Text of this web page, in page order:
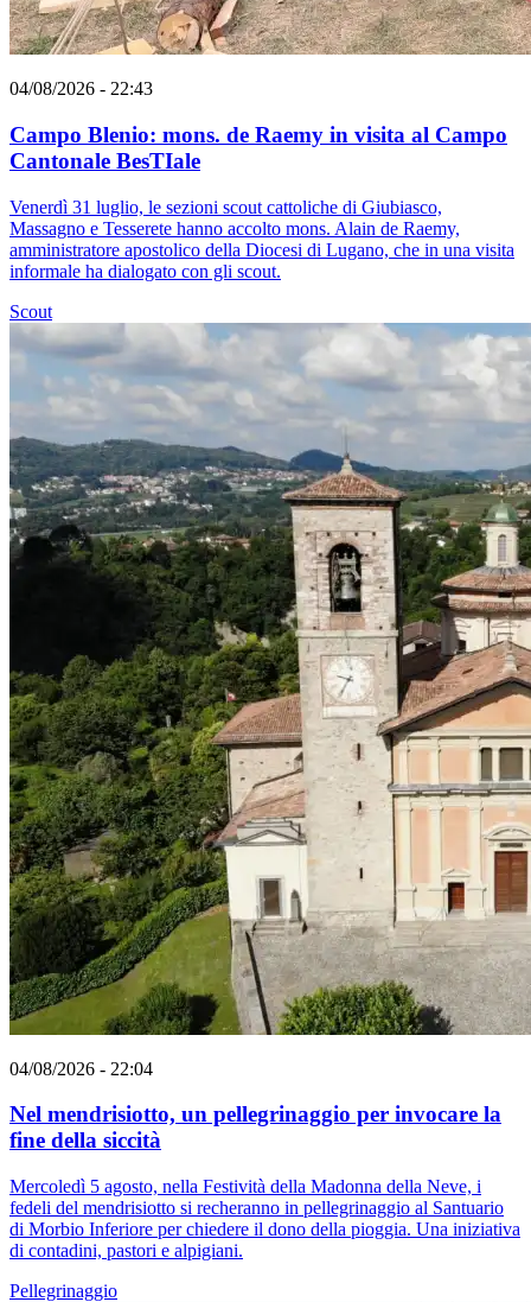
04/08/2026 - 22:43
Campo Blenio: mons. de Raemy in visita al Campo
Cantonale BesTIale
Venerdì 31 luglio, le sezioni scout cattoliche di Giubiasco,
Massagno e Tesserete hanno accolto mons. Alain de Raemy,
amministratore apostolico della Diocesi di Lugano, che in una visita
informale ha dialogato con gli scout.
Scout
04/08/2026 - 22:04
Nel mendrisiotto, un pellegrinaggio per invocare la
fine della siccità
Mercoledì 5 agosto, nella Festività della Madonna della Neve, i
fedeli del mendrisiotto si recheranno in pellegrinaggio al Santuario
di Morbio Inferiore per chiedere il dono della pioggia. Una iniziativa
di contadini, pastori e alpigiani.
Pellegrinaggio